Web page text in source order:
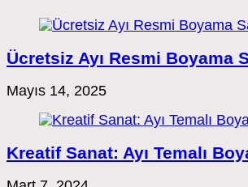
Ücretsiz Ayı Resmi Boyama
Mayıs 14, 2025
Kreatif Sanat: Ayı Temalı